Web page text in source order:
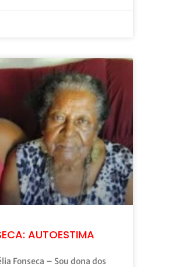
AUTOESTIMA
Fonseca – Sou dona dos